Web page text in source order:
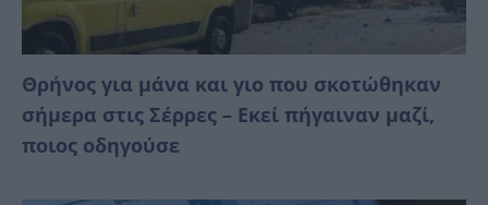
Θρήνος για μάνα και γιο που σκοτώθηκαν
σήμερα στις Σέρρες – Εκεί πήγαιναν μαζί,
ποιος οδηγούσε